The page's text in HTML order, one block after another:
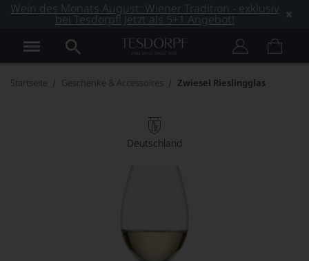
Wein des Monats August: Wiener Tradition - exklusiv
bei Tesdorpf! Jetzt als 5+1 Angebot!
Startseite Geschenke & Accessoires Zwiesel Rieslingglas
Deutschland